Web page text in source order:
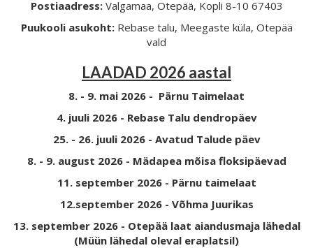
Postiaadress: Valgamaa, Otepää, Kopli 8-10 67403
Puukooli asukoht: Rebase talu, Meegaste küla, Otepää
vald
LAADAD 2026 aastal
8. - 9. mai 2026 - Pärnu Taimelaat
4. juuli 2026 - Rebase Talu dendropäev
25. - 26. juuli 2026 - Avatud Talude päev
8. - 9. august 2026 - Mädapea mõisa floksipäevad
11. september 2026 - Pärnu taimelaat
12.september 2026 - Võhma Juurikas
13. september 2026 - Otepää laat aiandusmaja lähedal
(Müün lähedal oleval eraplatsil)